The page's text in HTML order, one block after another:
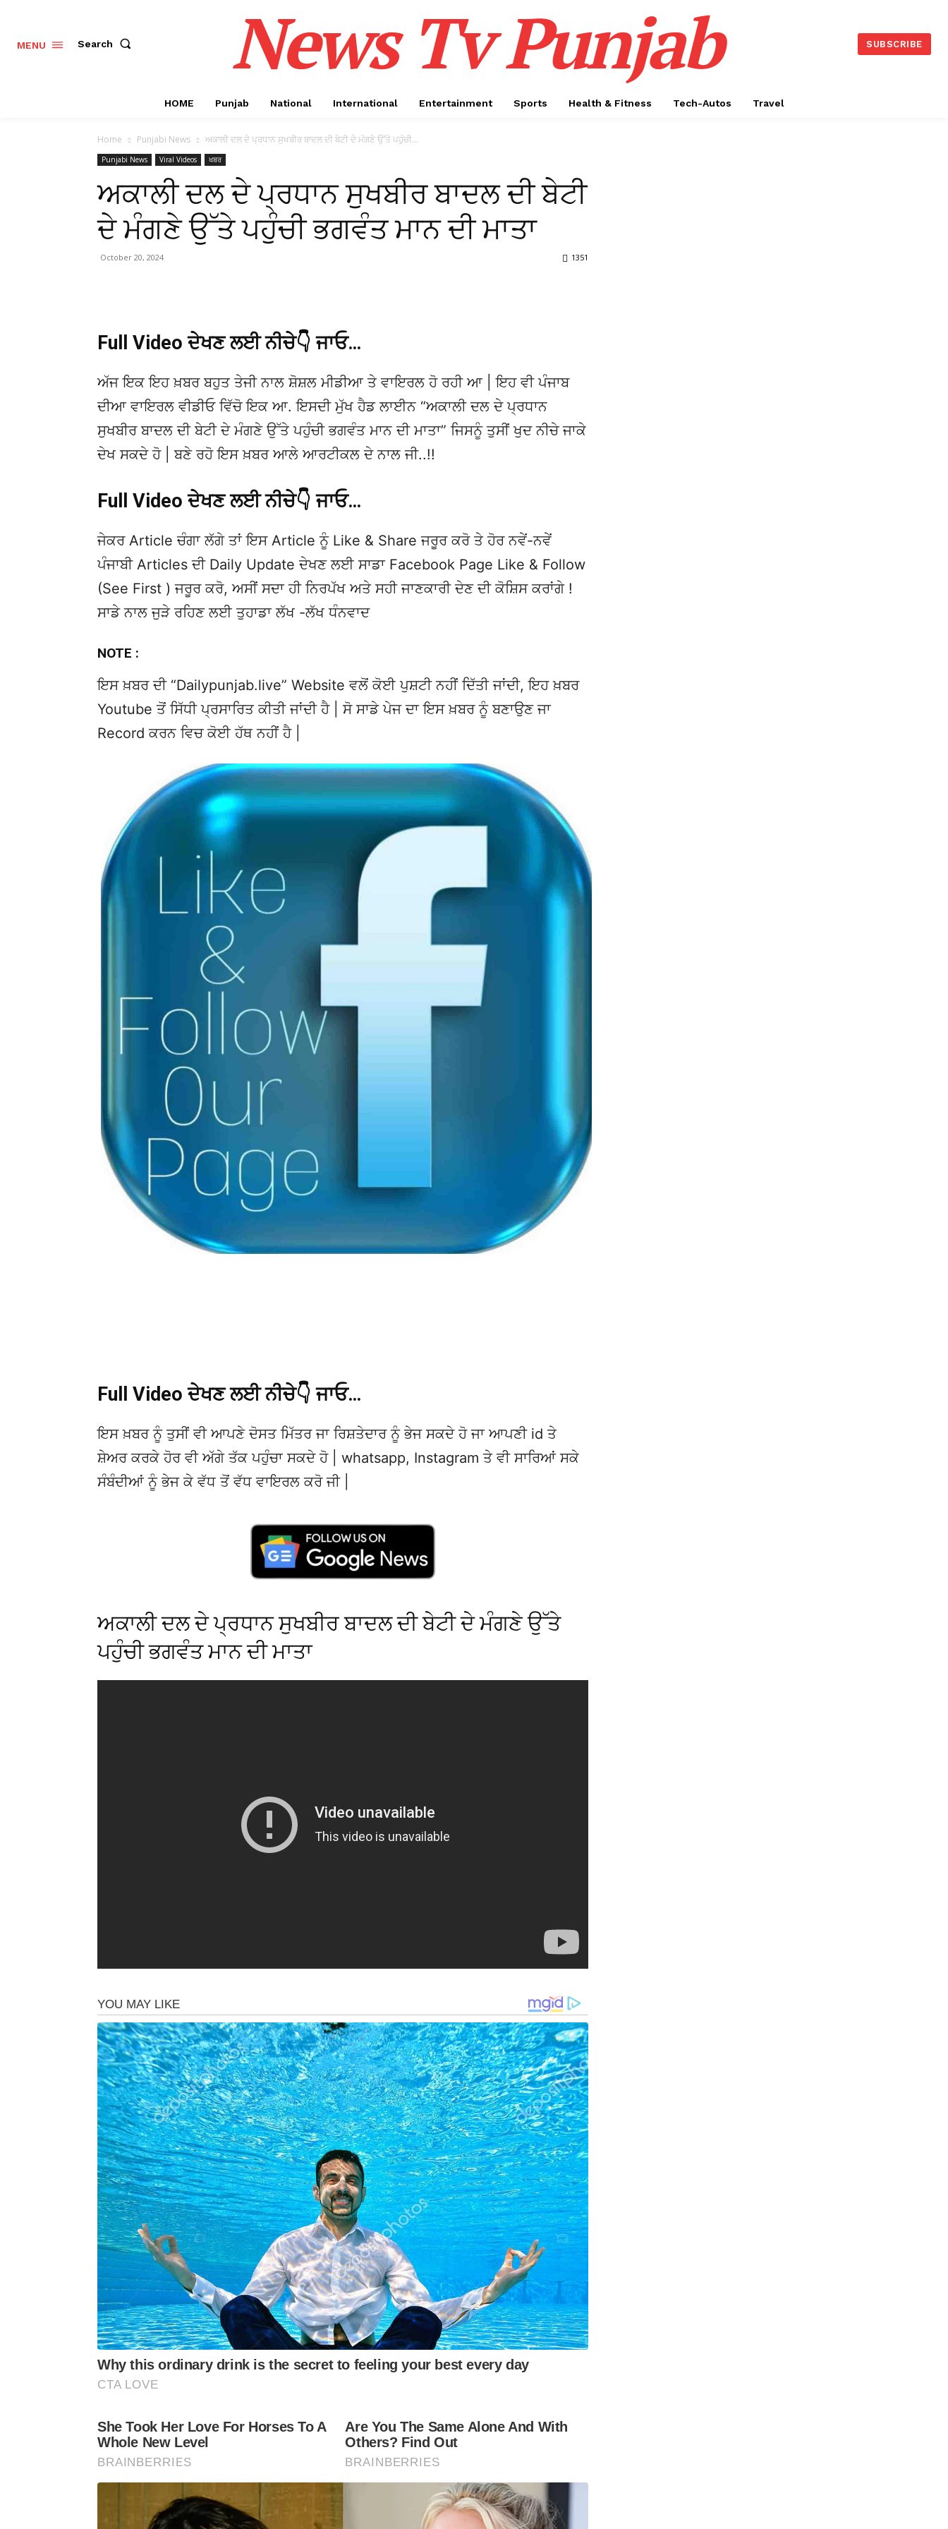
MENU Search News Tv Punjab SUBSCRIBE
HOME Punjab National International Entertainment Sports Health & Fitness Tech-Autos Travel
Home Punjabi News ਅਕਾਲੀ ਦਲ ਦੇ ਪ੍ਰਧਾਨ ਸੁਖਬੀਰ ਬਾਦਲ ਦੀ ਬੇਟੀ ਦੇ ਮੰਗਣੇ ਉੱਤੇ ਪਹੁੰਚੀ...
Punjabi News Viral Videos ਖਬਰ
ਅਕਾਲੀ ਦਲ ਦੇ ਪ੍ਰਧਾਨ ਸੁਖਬੀਰ ਬਾਦਲ ਦੀ ਬੇਟੀ
ਦੇ ਮੰਗਣੇ ਉੱਤੇ ਪਹੁੰਚੀ ਭਗਵੰਤ ਮਾਨ ਦੀ ਮਾਤਾ
October 20, 2024 1351
Full Video ਦੇਖਣ ਲਈ ਨੀਚੇ👇 ਜਾਓ…
ਅੱਜ ਇਕ ਇਹ ਖ਼ਬਰ ਬਹੁਤ ਤੇਜੀ ਨਾਲ ਸ਼ੋਸ਼ਲ ਮੀਡੀਆ ਤੇ ਵਾਇਰਲ ਹੋ ਰਹੀ ਆ | ਇਹ ਵੀ ਪੰਜਾਬ
ਦੀਆ ਵਾਇਰਲ ਵੀਡੀਓ ਵਿੱਚੋ ਇਕ ਆ. ਇਸਦੀ ਮੁੱਖ ਹੈਡ ਲਾਈਨ “ਅਕਾਲੀ ਦਲ ਦੇ ਪ੍ਰਧਾਨ
ਸੁਖਬੀਰ ਬਾਦਲ ਦੀ ਬੇਟੀ ਦੇ ਮੰਗਣੇ ਉੱਤੇ ਪਹੁੰਚੀ ਭਗਵੰਤ ਮਾਨ ਦੀ ਮਾਤਾ” ਜਿਸਨੂੰ ਤੁਸੀਂ ਖੁਦ ਨੀਚੇ ਜਾਕੇ
ਦੇਖ ਸਕਦੇ ਹੋ | ਬਣੇ ਰਹੋ ਇਸ ਖ਼ਬਰ ਆਲੇ ਆਰਟੀਕਲ ਦੇ ਨਾਲ ਜੀ..!!
Full Video ਦੇਖਣ ਲਈ ਨੀਚੇ👇 ਜਾਓ…
ਜੇਕਰ Article ਚੰਗਾ ਲੱਗੇ ਤਾਂ ਇਸ Article ਨੂੰ Like & Share ਜਰੂਰ ਕਰੋ ਤੇ ਹੋਰ ਨਵੇਂ-ਨਵੇਂ
ਪੰਜਾਬੀ Articles ਦੀ Daily Update ਦੇਖਣ ਲਈ ਸਾਡਾ Facebook Page Like & Follow
(See First ) ਜਰੂਰ ਕਰੋ, ਅਸੀਂ ਸਦਾ ਹੀ ਨਿਰਪੱਖ ਅਤੇ ਸਹੀ ਜਾਣਕਾਰੀ ਦੇਣ ਦੀ ਕੋਸ਼ਿਸ ਕਰਾਂਗੇ !
ਸਾਡੇ ਨਾਲ ਜੁੜੇ ਰਹਿਣ ਲਈ ਤੁਹਾਡਾ ਲੱਖ -ਲੱਖ ਧੰਨਵਾਦ
NOTE :
ਇਸ ਖ਼ਬਰ ਦੀ “Dailypunjab.live” Website ਵਲੋਂ ਕੋਈ ਪੁਸ਼ਟੀ ਨਹੀਂ ਦਿੱਤੀ ਜਾਂਦੀ, ਇਹ ਖ਼ਬਰ
Youtube ਤੋਂ ਸਿੱਧੀ ਪ੍ਰਸਾਰਿਤ ਕੀਤੀ ਜਾਂਦੀ ਹੈ | ਸੋ ਸਾਡੇ ਪੇਜ ਦਾ ਇਸ ਖ਼ਬਰ ਨੂੰ ਬਣਾਉਣ ਜਾ
Record ਕਰਨ ਵਿਚ ਕੋਈ ਹੱਥ ਨਹੀਂ ਹੈ |
Full Video ਦੇਖਣ ਲਈ ਨੀਚੇ👇 ਜਾਓ…
ਇਸ ਖ਼ਬਰ ਨੂੰ ਤੁਸੀਂ ਵੀ ਆਪਣੇ ਦੋਸਤ ਮਿੱਤਰ ਜਾ ਰਿਸ਼ਤੇਦਾਰ ਨੂੰ ਭੇਜ ਸਕਦੇ ਹੋ ਜਾ ਆਪਣੀ id ਤੇ
ਸ਼ੇਅਰ ਕਰਕੇ ਹੋਰ ਵੀ ਅੱਗੇ ਤੱਕ ਪਹੁੰਚਾ ਸਕਦੇ ਹੋ | whatsapp, Instagram ਤੇ ਵੀ ਸਾਰਿਆਂ ਸਕੇ
ਸੰਬੰਦੀਆਂ ਨੂੰ ਭੇਜ ਕੇ ਵੱਧ ਤੋਂ ਵੱਧ ਵਾਇਰਲ ਕਰੋ ਜੀ |
ਅਕਾਲੀ ਦਲ ਦੇ ਪ੍ਰਧਾਨ ਸੁਖਬੀਰ ਬਾਦਲ ਦੀ ਬੇਟੀ ਦੇ ਮੰਗਣੇ ਉੱਤੇ
ਪਹੁੰਚੀ ਭਗਵੰਤ ਮਾਨ ਦੀ ਮਾਤਾ